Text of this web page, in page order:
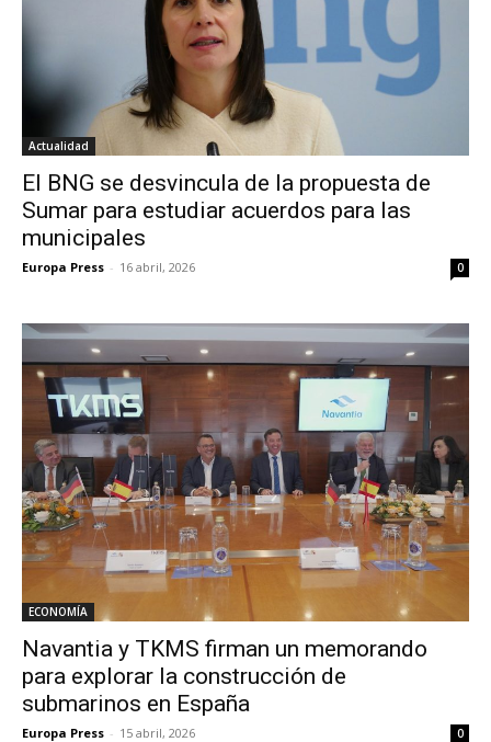
Actualidad
El BNG se desvincula de la propuesta de
Sumar para estudiar acuerdos para las
municipales
Europa Press - 16 abril, 2026 0
ECONOMÍA
Navantia y TKMS firman un memorando
para explorar la construcción de
submarinos en España
Europa Press - 15 abril, 2026 0